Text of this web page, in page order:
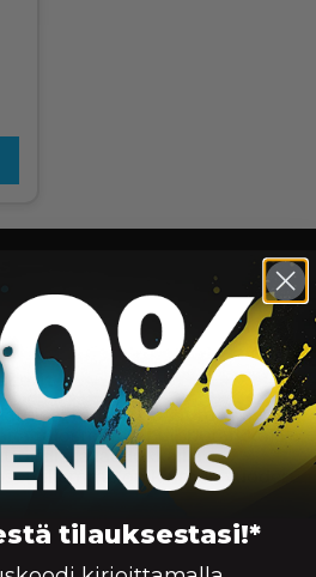
mustekasetit tuottavat
tulosteita ja huipputarkkoja
ja laadukkailla
on kolmen vuoden
tilauksestasi!*